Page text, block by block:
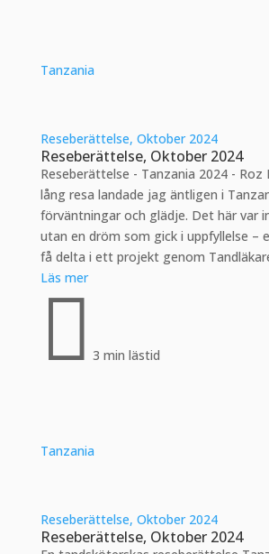
Tanzania
Reseberättelse, Oktober 2024
Reseberättelse, Oktober 2024
Reseberättelse - Tanzania 2024 - Roz
lång resa landade jag äntligen i
förväntningar och glädje. Det här var
utan en dröm som gick i uppfyllelse –
få delta i ett projekt genom
Läs mer
 3 min lästid
Tanzania
Reseberättelse, Oktober 2024
Reseberättelse, Oktober 2024